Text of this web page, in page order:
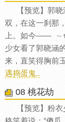
【预览】郭
双，在这一刹那
上。如今——
少女看了郭晓涵
来，直笑得胸前
遇捣蛋鬼..
08 桃花劫
【预览】粉